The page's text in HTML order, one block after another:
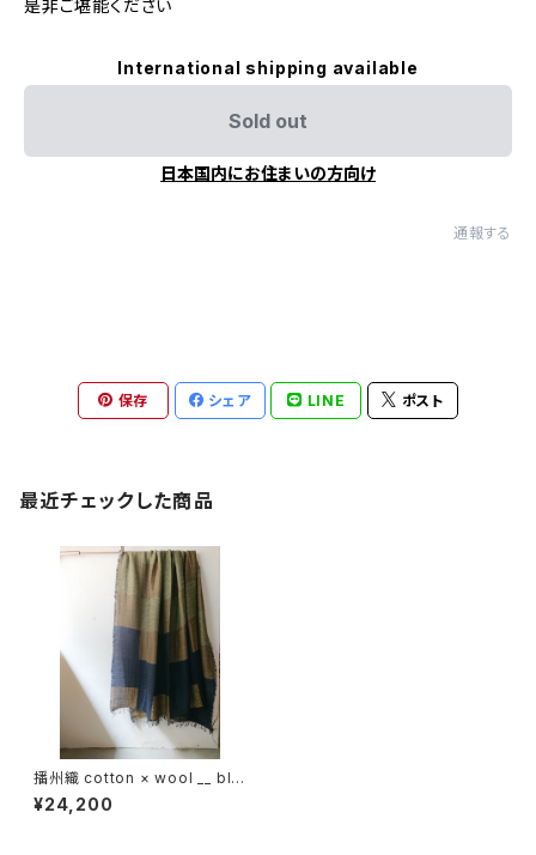
是非ご堪能ください
International shipping available
Sold out
日本国内にお住まいの方向け
通報する
保存 シェア LINE ポスト
最近チェックした商品
播州織 cotton × wool __ blo
ck 220-120 玉兎GK
¥24,200